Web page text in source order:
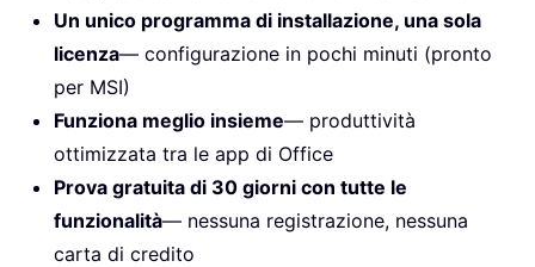
Un unico programma di installazione, una sola
licenza— configurazione in pochi minuti (pronto
per MSI)
Funziona meglio insieme— produttività
ottimizzata tra le app di Office
Prova gratuita di 30 giorni con tutte le
funzionalità— nessuna registrazione, nessuna
carta di credito